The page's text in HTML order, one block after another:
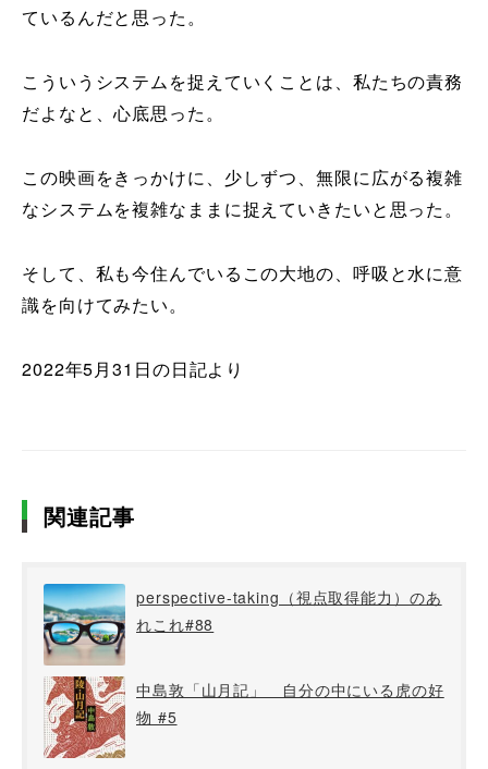
ているんだと思った。
こういうシステムを捉えていくことは、私たちの責務
だよなと、心底思った。
この映画をきっかけに、少しずつ、無限に広がる複雑
なシステムを複雑なままに捉えていきたいと思った。
そして、私も今住んでいるこの大地の、呼吸と水に意
識を向けてみたい。
2022年5月31日の日記より
関連記事
perspective-taking（視点取得能力）のあ
れこれ#88
中島敦「山月記」 自分の中にいる虎の好
物 #5